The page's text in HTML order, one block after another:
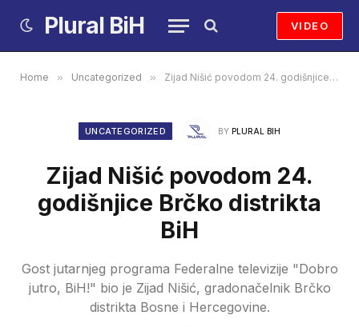
Plural BiH VIDEO
Home » Uncategorized » Zijad Nišić povodom 24. godišnjice Brčko distrikta BiH
UNCATEGORIZED BY PLURAL BIH
Zijad Nišić povodom 24.
godišnjice Brčko distrikta
BiH
Gost jutarnjeg programa Federalne televizije "Dobro
jutro, BiH!" bio je Zijad Nišić, gradonačelnik Brčko
distrikta Bosne i Hercegovine.